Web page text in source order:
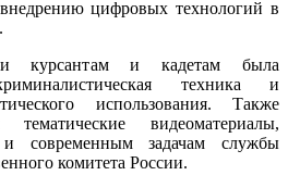
цифровых технологий в
курсантам и кадетам была
техника и
использования. Также
тематические видеоматериалы,
современным задачам службы
комитета России.